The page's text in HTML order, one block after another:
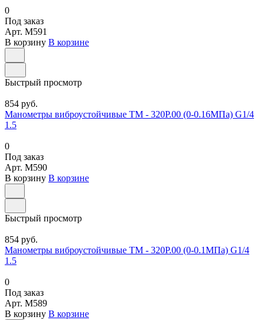
0
Под заказ
Арт. M591
В корзину В корзине
Быстрый просмотр
854 руб.
Манометры виброустойчивые ТМ - 320Р.00 (0-0.16МПа) G1/4
1.5
0
Под заказ
Арт. M590
В корзину В корзине
Быстрый просмотр
854 руб.
Манометры виброустойчивые ТМ - 320Р.00 (0-0.1МПа) G1/4
1.5
0
Под заказ
Арт. M589
В корзину В корзине